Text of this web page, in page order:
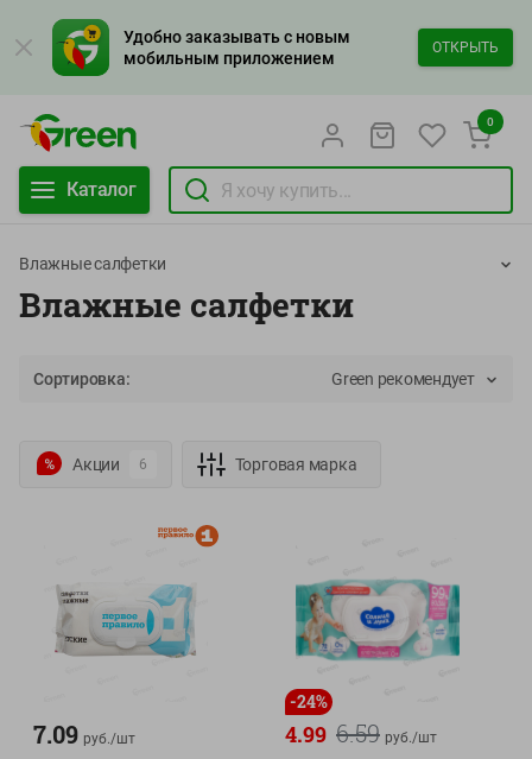
Удобно заказывать с новым
мобильным приложением
ОТКРЫТЬ
Каталог
0
Влажные салфетки
Влажные салфетки
Сортировка: Green рекомендует
Акции 6 Торговая марка
7.09 руб./шт
-24%
6.59
4.99 руб./шт